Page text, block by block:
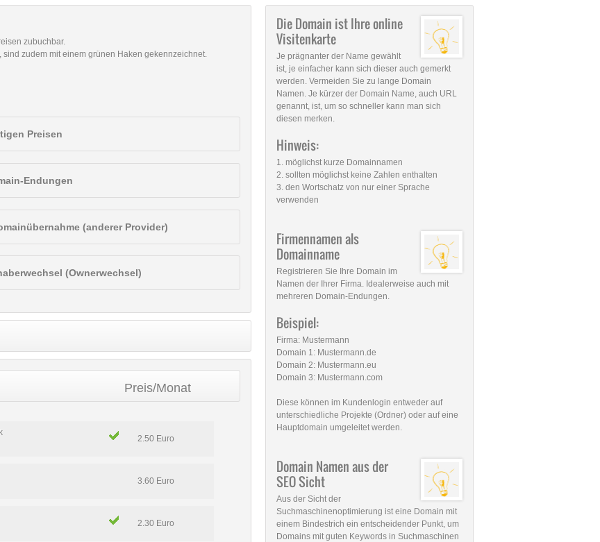
zubuchbar.
zudem mit einem grünen Haken gekennzeichnet.
Preisen
Endungen
(anderer Provider)
(Ownerwechsel)
Preis/Monat
2.50 Euro
3.60 Euro
2.30 Euro
Die Domain ist Ihre online
Visitenkarte
Je prägnanter der Name gewählt
ist, je einfacher kann sich dieser auch gemerkt
werden. Vermeiden Sie zu lange Domain
Namen. Je kürzer der Domain Name, auch URL
genannt, ist, um so schneller kann man sich
diesen merken.
Hinweis:
1. möglichst kurze Domainnamen
2. sollten möglichst keine Zahlen enthalten
3. den Wortschatz von nur einer Sprache
verwenden
Firmennamen als
Domainname
Registrieren Sie Ihre Domain im
Namen der Ihrer Firma. Idealerweise auch mit
mehreren Domain-Endungen.
Beispiel:
Firma: Mustermann
Domain 1: Mustermann.de
Domain 2: Mustermann.eu
Domain 3: Mustermann.com
Diese können im Kundenlogin entweder auf
unterschiedliche Projekte (Ordner) oder auf eine
Hauptdomain umgeleitet werden.
Domain Namen aus der
SEO Sicht
Aus der Sicht der
Suchmaschinenoptimierung ist eine Domain mit
einem Bindestrich ein entscheidender Punkt, um
Domains mit guten Keywords in Suchmaschinen